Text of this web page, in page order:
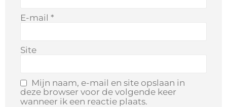
E-mail *
Site
Mijn naam, e-mail en site opslaan in
deze browser voor de volgende keer
wanneer ik een reactie plaats.